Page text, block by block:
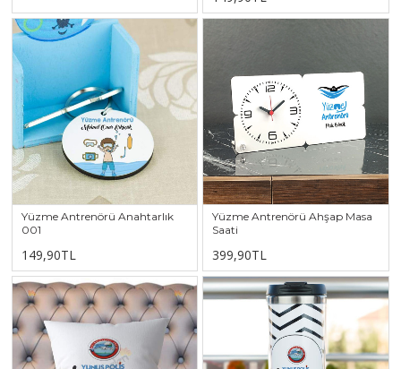
Yüzme Antrenörü Anahtarlık
001
149,90TL
Yüzme Antrenörü Ahşap Masa
Saati
399,90TL